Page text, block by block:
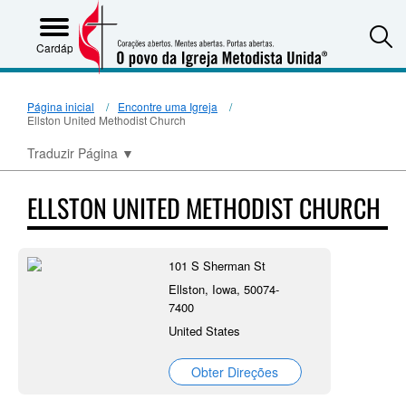
Cardápio
Página inicial
Encontre uma Igreja
Ellston United Methodist Church
Traduzir Página ▼
ELLSTON UNITED METHODIST CHURCH
101 S Sherman St
Ellston, Iowa, 50074-
7400
United States
Obter Direções